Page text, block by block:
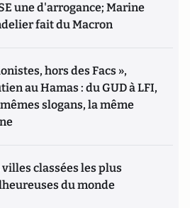
une d'arrogance; Marine
fait du Macron
hors des Facs »,
au Hamas : du GUD à LFI,
slogans, la même
villes classées les plus
du monde